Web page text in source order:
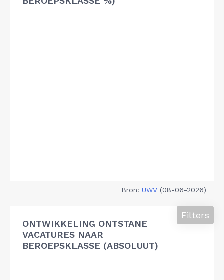
Bron: UWV (08-06-2026)
ONTWIKKELING ONTSTANE
VACATURES NAAR
BEROEPSKLASSE (ABSOLUUT)
Filters